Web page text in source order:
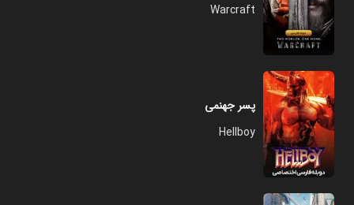
Warcraft
پسر جهنمی
Hellboy